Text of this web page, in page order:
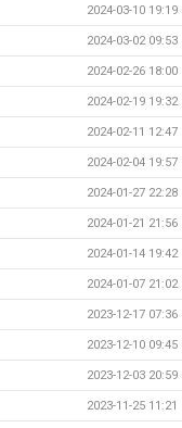
2024-03-10 19:19
2024-03-02 09:53
2024-02-26 18:00
2024-02-19 19:32
2024-02-11 12:47
2024-02-04 19:57
2024-01-27 22:28
2024-01-21 21:56
2024-01-14 19:42
2024-01-07 21:02
2023-12-17 07:36
2023-12-10 09:45
2023-12-03 20:59
2023-11-25 11:21